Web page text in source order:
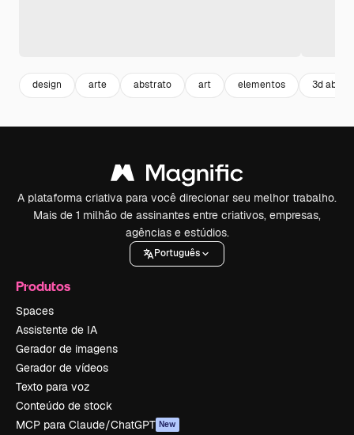
design arte abstrato art elementos 3d
A plataforma criativa para você direcionar seu melhor trabalho.
Mais de 1 milhão de assinantes entre criativos, empresas,
agências e estúdios.
Português
Produtos
Spaces
Assistente de IA
Gerador de imagens
Gerador de vídeos
Texto para voz
Conteúdo de stock
MCP para Claude/ChatGPT New